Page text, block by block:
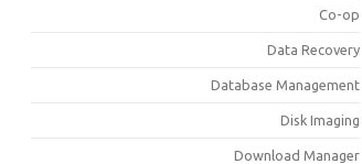
Co-op
Data Recovery
Database Management
Disk Imaging
Download Manager